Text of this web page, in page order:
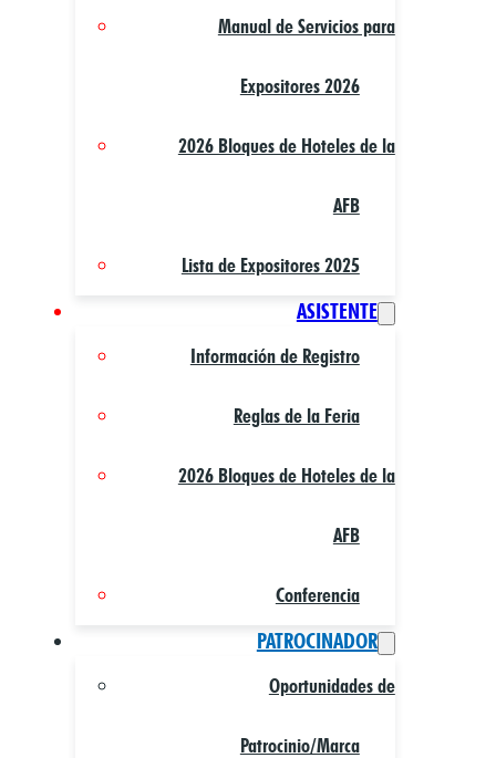
Manual de Servicios para
Expositores 2026
2026 Bloques de Hoteles de la
AFB
Lista de Expositores 2025
ASISTENTE
Información de Registro
Reglas de la Feria
2026 Bloques de Hoteles de la
AFB
Conferencia
PATROCINADOR
Oportunidades de
Patrocinio/Marca